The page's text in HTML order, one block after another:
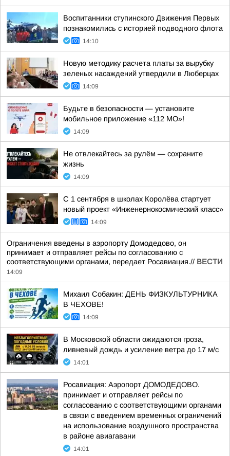
Воспитанники ступинского Движения Первых
познакомились с историей подводного флота
14:10
Новую методику расчета платы за вырубку
зеленых насаждений утвердили в Люберцах
14:09
Будьте в безопасности — установите
мобильное приложение «112 МО»!
14:09
Не отвлекайтесь за рулём — сохраните
жизнь
14:09
С 1 сентября в школах Королёва стартует
новый проект «Инженернокосмический класс»
14:09
Ограничения введены в аэропорту Домодедово, он
принимает и отправляет рейсы по согласованию с
соответствующими органами, передает Росавиация.// ВЕСТИ
14:09
Михаил Собакин: ДЕНЬ ФИЗКУЛЬТУРНИКА
В ЧЕХОВЕ!
14:09
В Московской области ожидаются гроза,
ливневый дождь и усиление ветра до 17 м/с
14:01
Росавиация: Аэропорт ДОМОДЕДОВО.
принимает и отправляет рейсы по
согласованию с соответствующими органами
в связи с введением временных ограничений
на использование воздушного пространства
в районе авиагавани
14:01